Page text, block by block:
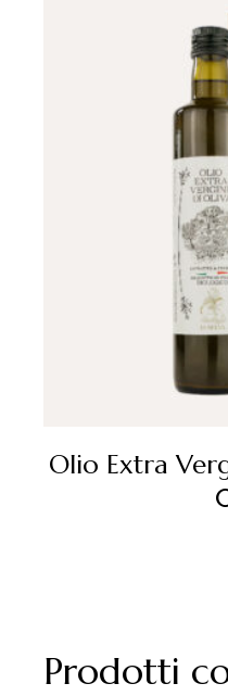
Olio Extra
Prodotti